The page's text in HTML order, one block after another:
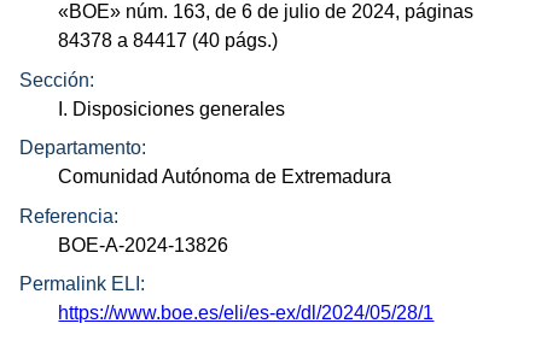
«BOE» núm. 163, de 6 de julio de 2024, páginas
84378 a 84417 (40 págs.)
Sección:
I. Disposiciones generales
Departamento:
Comunidad Autónoma de Extremadura
Referencia:
BOE-A-2024-13826
Permalink ELI:
https://www.boe.es/eli/es-ex/dl/2024/05/28/1